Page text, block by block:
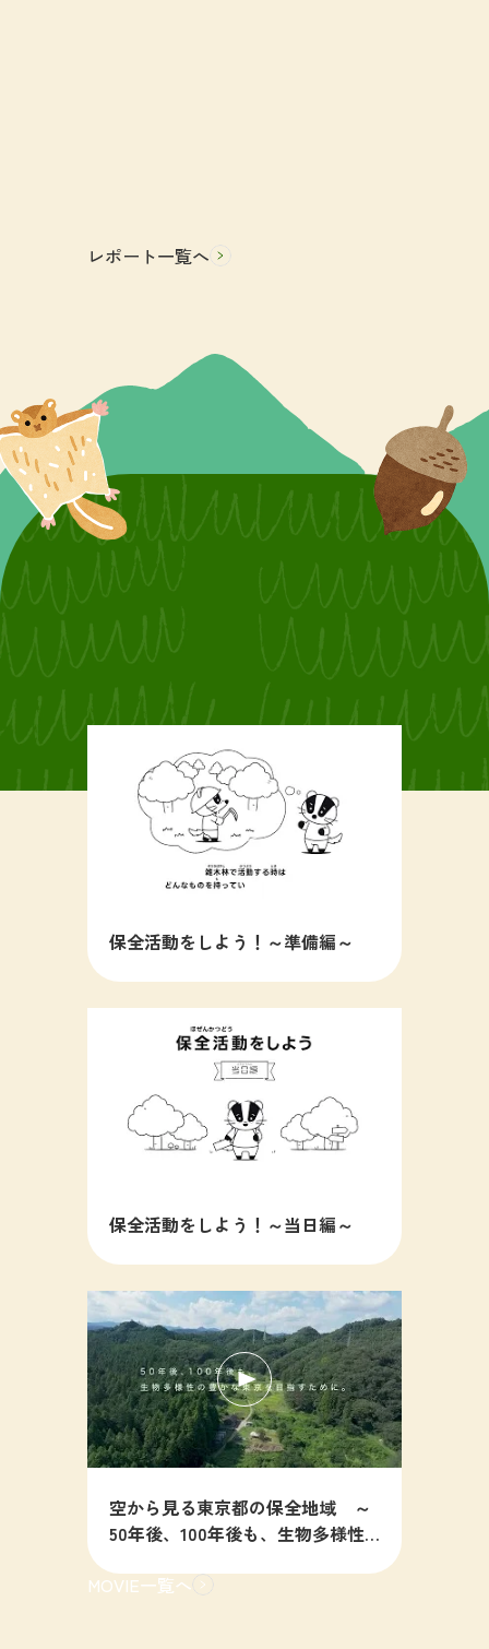
レポート一覧へ
保全活動をしよう！～準備編～
保全活動をしよう！～当日編～
空から見る東京都の保全地域 ～
50年後、100年後も、生物多様性
MOVIE一覧へ